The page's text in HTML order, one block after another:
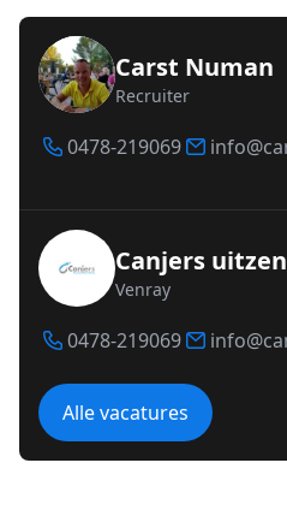
Carst Numan
Recruiter
0478-219069
Canjers
Venray
0478-219069
Alle vacatures